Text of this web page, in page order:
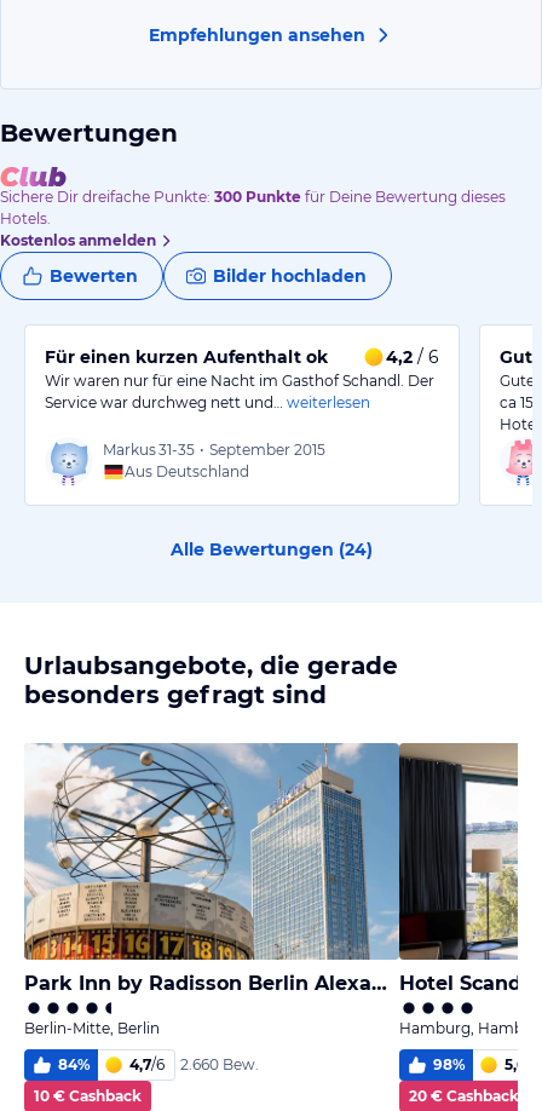
Empfehlungen ansehen
Bewertungen
Sichere Dir dreifache Punkte: 300 Punkte für Deine Bewertung dieses
Hotels.
Kostenlos anmelden
Bewerten Bilder hochladen
Für einen kurzen Aufenthalt ok 4,2 / 6
Wir waren nur für eine Nacht im Gasthof Schandl. Der
Service war durchweg nett und…
weiterlesen
Markus31-35 • September 2015
Aus Deutschland
ca 15
Alle Bewertungen (24)
Urlaubsangebote, die gerade
besonders gefragt sind
Park Inn by Radisson Berlin Alexanderplatz
Berlin-Mitte, Berlin
84% 4,7/6
2.660 Bew.
10 € Cashback
Hotel
Hamburg,
98% 5,6
20 € Cashback